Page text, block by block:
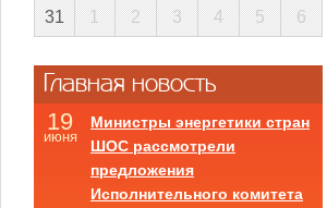
31 1 2 3 4 5 6
Главная новость
19
июня
Министры энергетики стран
ШОС рассмотрели
предложения
Исполнительного комитета